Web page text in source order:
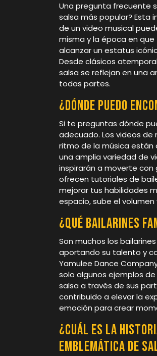
Una pregunta frecuente
salsa más popular? Esta
de un video musical
misma y la época en
alcanzar un estatus
Desde clásicos
salsa se reflejan en una
todas partes.
¿Dónde puedo
Si te preguntas dónde
adecuado. Los videos
ritmo de la música están
una amplia variedad de
inspirarán a moverte con
ofrecen tutoriales de
mejorar tus habilidades
espacio, sube el
¿Qué bailarines
Son muchos los
aportando su talento y
Yamulee Dance
solo algunos ejemplos
salsa a través de sus
contribuido a elevar la
emoción para crear
¿Cuál es la
emblemática de